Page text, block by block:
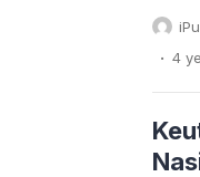
CDR
. 4